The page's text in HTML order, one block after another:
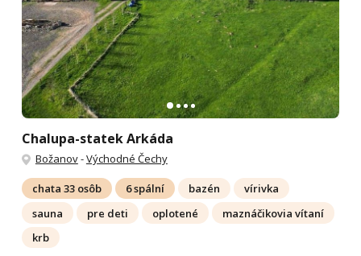
Chalupa-statek Arkáda
Božanov-Východné Čechy
chata 33 osôb 6 spální bazén
vírivka
sauna
pre deti oplotené
maznáčikovia vítaní
krb